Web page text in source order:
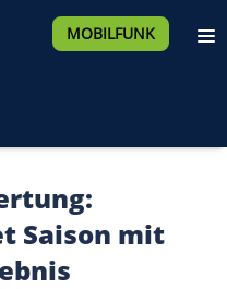
MOBILFUNK
Saison mit